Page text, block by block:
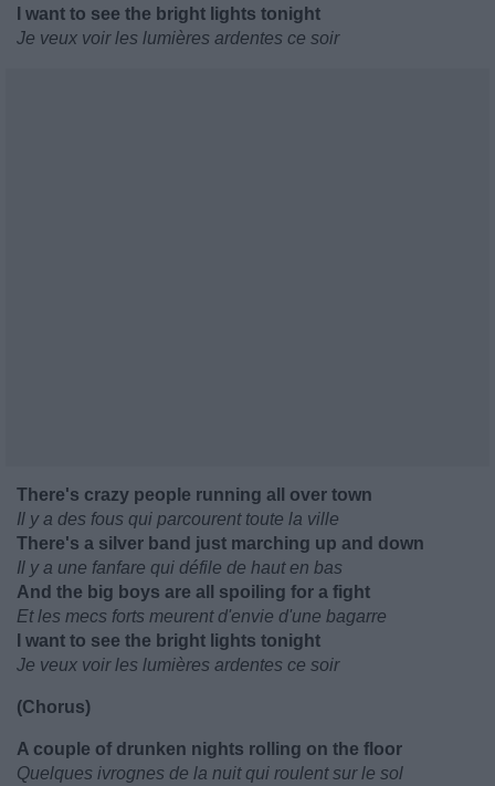
I want to see the bright lights tonight
Je veux voir les lumières ardentes ce soir
There's crazy people running all over town
Il y a des fous qui parcourent toute la ville
There's a silver band just marching up and down
Il y a une fanfare qui défile de haut en bas
And the big boys are all spoiling for a fight
Et les mecs forts meurent d'envie d'une bagarre
I want to see the bright lights tonight
Je veux voir les lumières ardentes ce soir
(Chorus)
A couple of drunken nights rolling on the floor
Quelques ivrognes de la nuit qui roulent sur le sol